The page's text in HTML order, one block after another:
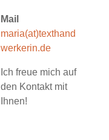
Mail
maria(at)texthand
werkerin.de
Ich freue mich auf
den Kontakt mit
Ihnen!